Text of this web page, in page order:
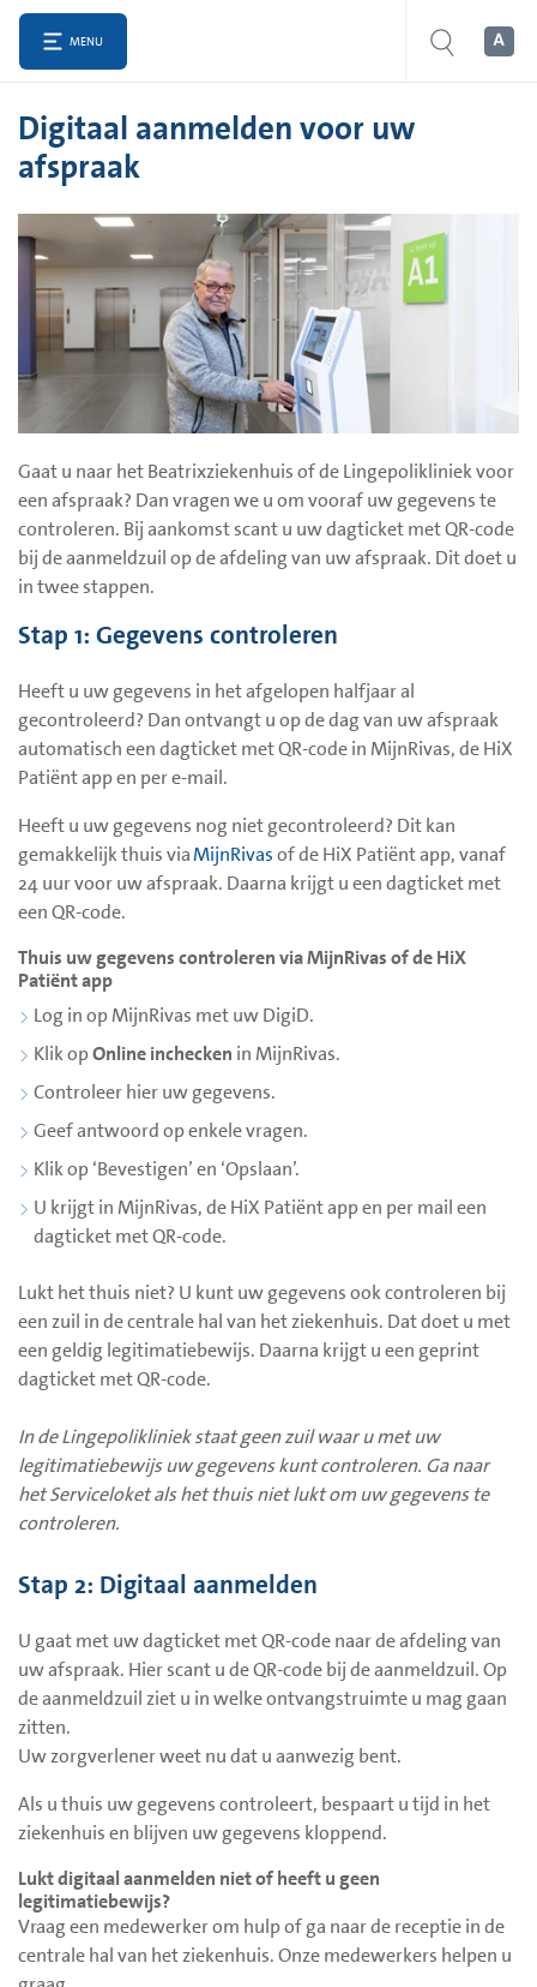
MENU
Digitaal aanmelden voor uw
afspraak
Gaat u naar het Beatrixziekenhuis of de Lingepolikliniek voor
een afspraak? Dan vragen we u om vooraf uw gegevens te
controleren. Bij aankomst scant u uw dagticket met QR-code
bij de aanmeldzuil op de afdeling van uw afspraak. Dit doet u
in twee stappen.
Stap 1: Gegevens controleren
Heeft u uw gegevens in het afgelopen halfjaar al
gecontroleerd? Dan ontvangt u op de dag van uw afspraak
automatisch een dagticket met QR-code in MijnRivas, de HiX
Patiënt app en per e-mail.
Heeft u uw gegevens nog niet gecontroleerd? Dit kan
gemakkelijk thuis viaMijnRivasof de HiX Patiënt app, vanaf
24 uur voor uw afspraak. Daarna krijgt u een dagticket met
een QR-code.
Thuis uw gegevens controleren via MijnRivas of de HiX
Patiënt app
Log in op MijnRivas met uw DigiD.
Klik opOnline inchecken in MijnRivas.
Controleer hier uw gegevens.
Geef antwoord op enkele vragen.
Klik op ‘Bevestigen’ en ‘Opslaan’.
U krijgt in MijnRivas, de HiX Patiënt app en per mail een
dagticket met QR-code.
Lukt het thuis niet? U kunt uw gegevens ook controleren bij
een zuil in de centrale hal van het ziekenhuis. Dat doet u met
een geldig legitimatiebewijs. Daarna krijgt u een geprint
dagticket met QR-code.
In de Lingepolikliniek staat geen zuil waar u met uw
legitimatiebewijs uw gegevens kunt controleren. Ga naar
het Serviceloket als het thuis niet lukt om uw gegevens te
controleren.
Stap 2: Digitaal aanmelden
U gaat met uw dagticket met QR-code naar de afdeling van
uw afspraak. Hier scant u de QR-code bij de aanmeldzuil. Op
de aanmeldzuil ziet u in welke ontvangstruimte u mag gaan
zitten.
Uw zorgverlener weet nu dat u aanwezig bent.
Als u thuis uw gegevens controleert, bespaart u tijd in het
ziekenhuis en blijven uw gegevens kloppend.
Lukt digitaal aanmelden niet of heeft u geen
legitimatiebewijs?
Vraag een medewerker om hulp of ga naar de receptie in de
centrale hal van het ziekenhuis. Onze medewerkers helpen u